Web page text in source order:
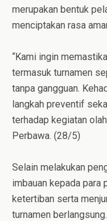
merupakan bentuk
menciptakan rasa
“Kami ingin
termasuk turnamen
tanpa gangguan.
langkah preventif
terhadap kegiatan
Perbawa. (28/5)
Selain melakukan
imbauan kepada para
ketertiban serta
turnamen berlangsung.